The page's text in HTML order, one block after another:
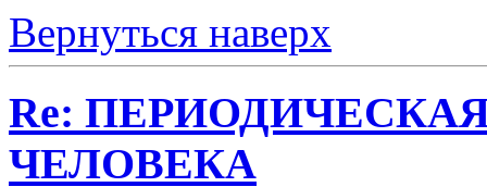
Вернуться наверх
Re:
ЧЕЛОВЕКА